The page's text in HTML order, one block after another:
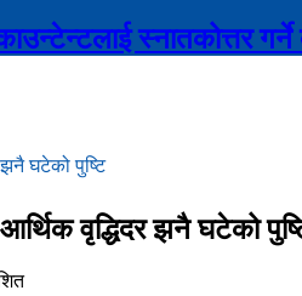
स्नातकोत्तर गर्ने
घटेको पुष्टि
वृद्धिदर झनै घटेको